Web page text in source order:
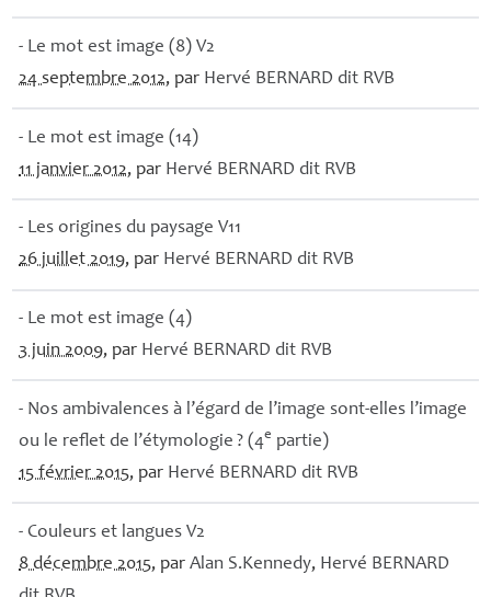
- Le mot est image (8) V2
24 septembre 2012, par Hervé BERNARD dit RVB
- Le mot est image (14)
11 janvier 2012, par Hervé BERNARD dit RVB
- Les origines du paysage V11
26 juillet 2019, par Hervé BERNARD dit RVB
- Le mot est image (4)
3 juin 2009, par Hervé BERNARD dit RVB
- Nos ambivalences à l’égard de l’image sont-elles l’image
ou le reflet de l’étymologie ? (4e partie)
15 février 2015, par Hervé BERNARD dit RVB
- Couleurs et langues V2
8 décembre 2015, parAlan S.Kennedy, Hervé BERNARD